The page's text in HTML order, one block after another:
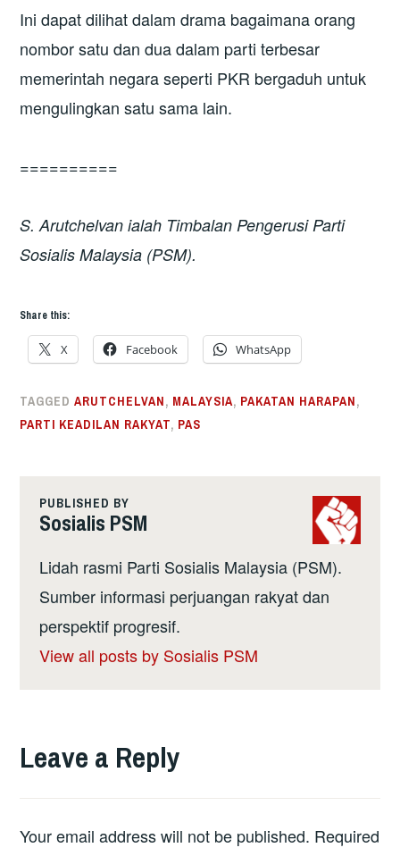
Ini dapat dilihat dalam drama bagaimana orang
nombor satu dan dua dalam parti terbesar
memerintah negara seperti PKR bergaduh untuk
mengulingkan satu sama lain.
==========
S. Arutchelvan ialah Timbalan Pengerusi Parti
Sosialis Malaysia (PSM).
Share this:
X Facebook WhatsApp
TAGGEDARUTCHELVAN, MALAYSIA, PAKATAN HARAPAN,
PARTI KEADILAN RAKYAT, PAS
PUBLISHED BY
Sosialis PSM
Lidah rasmi Parti Sosialis Malaysia (PSM).
Sumber informasi perjuangan rakyat dan
perspektif progresif.
View all posts by Sosialis PSM
Leave a Reply
Your email address will not be published. Required